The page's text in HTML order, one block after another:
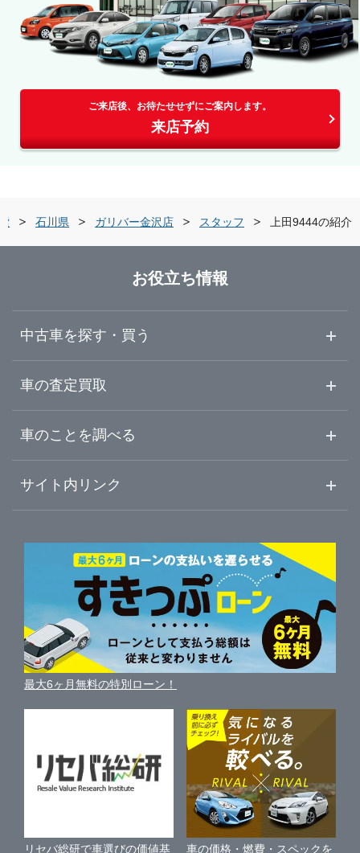
ご来店後、お待たせせずにご案内します。
来店予約
石川県 ガリバー金沢店 スタッフ 上田9444の紹介
お役立ち情報
中古車を探す・買う
中古車情報・中古車検索
初めての中古車購入ガイド
中古車人気ランキング
自動車ローンを調べる
ガリバーの自動車ローン
車買い替えの基礎知識
近くのお店で車を探す
車の査定買取
車査定・車買取ならガリバー
ガリバーの査定が選ばれる理由
車を売る時よくある質問
便利な査定サービス
中古車買取相場（毎月更新）
車の個人売買ガイド
車のことを調べる
車初心者まとめ
新車・中古車カタログ
車の燃費を調べる
車種別クチコミ
車比較サイト
サイト内リンク
サイトマップ
サイトの使用条件
利用規約
保険代理店業務に関する基本方針
古物営業法に基づく表示
最大6ヶ月無料の特別ローン！
リセバ総研で車選びの価値基 車の価格・燃費・スペックを